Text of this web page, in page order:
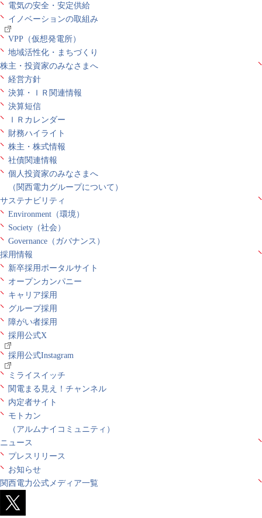
電気の安全・安定供給
イノベーションの取組み
VPP（仮想発電所）
地域活性化・まちづくり
株主・投資家のみなさまへ
経営方針
決算・ＩＲ関連情報
決算短信
ＩＲカレンダー
財務ハイライト
株主・株式情報
社債関連情報
個人投資家のみなさまへ
（関西電力グループについて）
サステナビリティ
Environment（環境）
Society（社会）
Governance（ガバナンス）
採用情報
新卒採用ポータルサイト
オープンカンパニー
キャリア採用
グループ採用
障がい者採用
採用公式X
採用公式Instagram
ミライスイッチ
関電まる見え！チャンネル
内定者サイト
モトカン
（アルムナイコミュニティ）
ニュース
プレスリリース
お知らせ
関西電力公式メディア一覧